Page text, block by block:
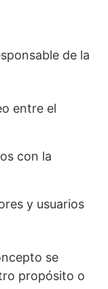
de la
entre el
con la
y usuarios
se
propósito o